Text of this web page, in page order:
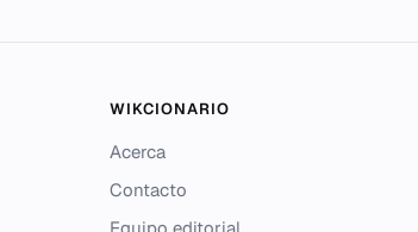
WIKCIONARIO
Acerca
Contacto